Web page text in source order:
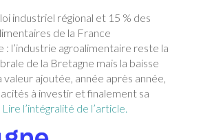
industriel régional et 15 % des
de la France
l’industrie agroalimentaire reste la
de la Bretagne mais la baisse
valeur ajoutée, année après année,
à investir et finalement sa
Lire l’intégralité de l’article.